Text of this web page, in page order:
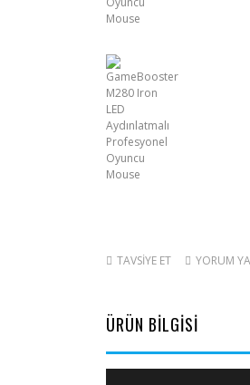
TAVSİYE ET YORUM
ÜRÜN BİLGİSİ